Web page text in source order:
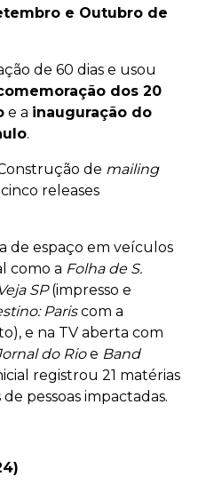
e Outubro de
de 60 dias e usou
dos 20
e a inauguração do
.
de mailing
releases
de espaço em veículos
como a Folha de S.
Veja SP(impresso e
Pariscom a
e na TV aberta com
do Rioe Band
registrou 21 matérias
pessoas impactadas.